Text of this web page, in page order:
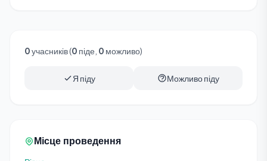
0учасників (0 піде, 0 можливо)
Я піду Можливо піду
Місце проведення